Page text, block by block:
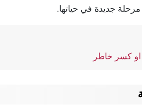
جديدة في حياتها.
او كسر خاطر